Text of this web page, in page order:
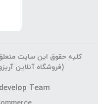
کلیه حقوق این سایت متعلق
(فروشگاه آنلاین
develop Team